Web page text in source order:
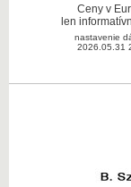
Ceny v
len
nastavenie
2026.05.31